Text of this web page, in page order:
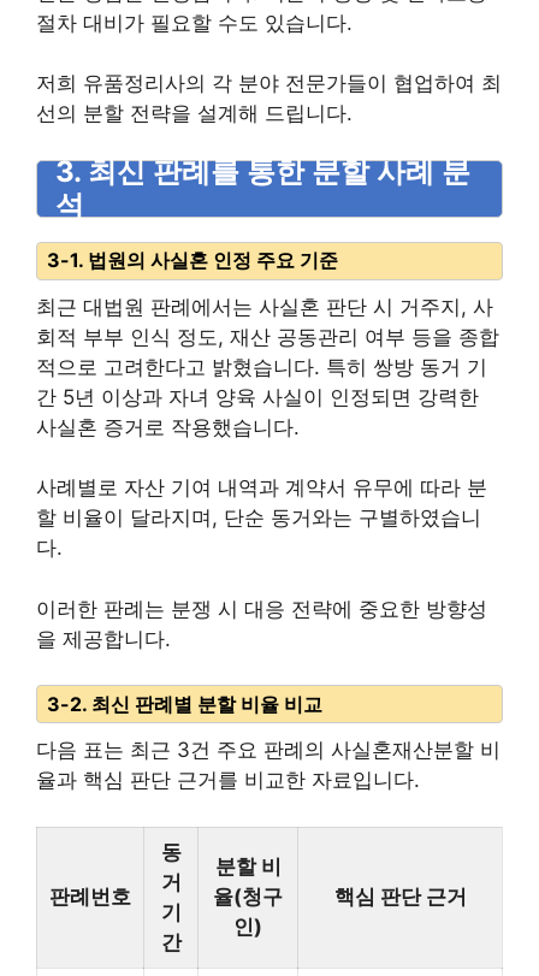
절차 대비가 필요할 수도 있습니다.
저희 유품정리사의 각 분야 전문가들이 협업하여 최
선의 분할 전략을 설계해 드립니다.
3. 최신 판례를 통한 분할 사례 분
석
3-1. 법원의 사실혼 인정 주요 기준
최근 대법원 판례에서는 사실혼 판단 시 거주지, 사
회적 부부 인식 정도, 재산 공동관리 여부 등을 종합
적으로 고려한다고 밝혔습니다. 특히 쌍방 동거 기
간 5년 이상과 자녀 양육 사실이 인정되면 강력한
사실혼 증거로 작용했습니다.
사례별로 자산 기여 내역과 계약서 유무에 따라 분
할 비율이 달라지며, 단순 동거와는 구별하였습니
다.
이러한 판례는 분쟁 시 대응 전략에 중요한 방향성
을 제공합니다.
3-2. 최신 판례별 분할 비율 비교
다음 표는 최근 3건 주요 판례의 사실혼재산분할 비
율과 핵심 판단 근거를 비교한 자료입니다.
판례번호
동
거
기
간
분할 비
율(청구
인)
핵심 판단 근거